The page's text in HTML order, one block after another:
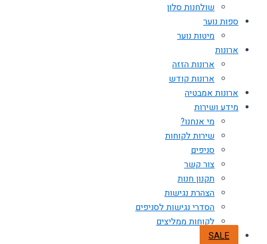
שולחנות סלון
ספות נוער
מיטות נוער
ארונות
ארונות הזזה
ארונות קודש
ארונות אמבטיה
מידע ושירות
מי אנחנו?
שירות לקוחות
סניפים
צור קשר
תקנון חנות
הצהרת נגישות
הסדרי נגישות לסניפים
לקוחות ממליצים
SALE